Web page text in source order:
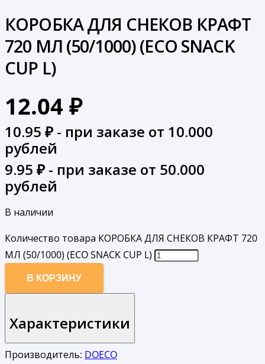
КОРОБКА ДЛЯ СНЕКОВ КРАФТ
720 МЛ (50/1000) (ECO SNACK
CUP L)
12.04₽
10.95 ₽ - при заказе от 10.000
рублей
9.95 ₽ - при заказе от 50.000
рублей
В наличии
Количество товара КОРОБКА ДЛЯ СНЕКОВ КРАФТ 720
МЛ (50/1000) (ECO SNACK CUP L)
В КОРЗИНУ
Характеристики
Производитель: DOECO